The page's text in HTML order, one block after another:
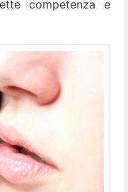
competenza e